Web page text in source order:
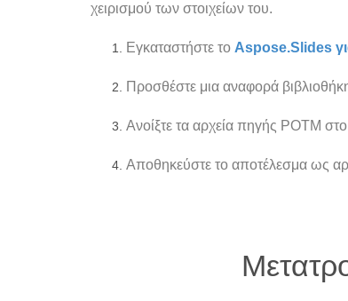
χειρισμού των στοιχείων του.
Εγκαταστήστε το Aspose.Slides
Προσθέστε μια αναφορά
Ανοίξτε τα αρχεία πηγής POTM
Αποθηκεύστε το αποτέλεσμα ως